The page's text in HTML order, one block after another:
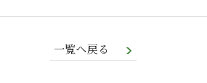
一覧へ戻る